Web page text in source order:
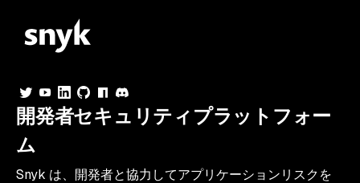
開発者セキュリティプラットフォー
ム
Snyk は、開発者と協力してアプリケーションリスクを